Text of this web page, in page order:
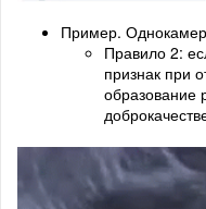
Пример.
Правило 2:
признак при
образование